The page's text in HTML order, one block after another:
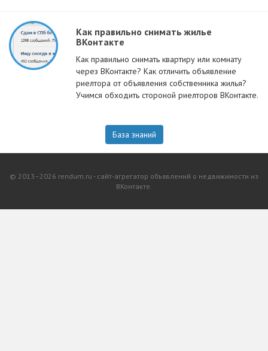
Как правильно снимать жилье
ВКонтакте
Как правильно снимать квартиру или комнату
через ВКонтакте? Как отличить объявление
риелтора от объявления собственника жилья?
Учимся обходить стороной риелторов ВКонтакте.
База знаний
© 2013–2026 rendum.ru - сайт-агрегатор объявлений о недвижимости из
ВКонтакте.